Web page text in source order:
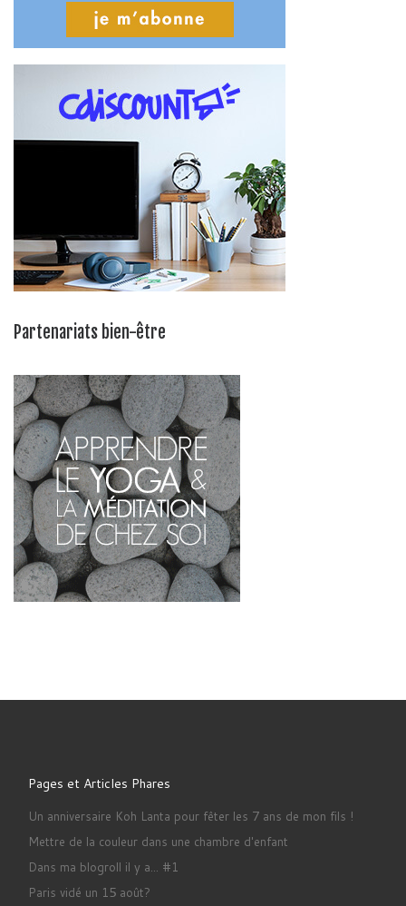
Partenariats bien-être
Pages et Articles Phares
Un anniversaire Koh Lanta pour fêter les 7 ans de mon fils !
Mettre de la couleur dans une chambre d'enfant
Dans ma blogroll il y a... #1
Paris vidé un 15 août?